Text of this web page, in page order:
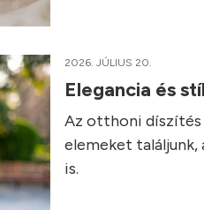
2026. JÚLIUS 20.
Elegancia és
Az otthoni díszítés
elemeket találjunk,
is.